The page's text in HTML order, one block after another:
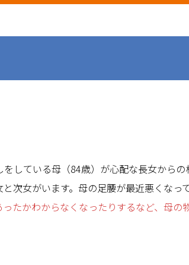
している母（84歳）が心配な長女からの
次女がいます。母の足腰が最近悪くな
たかわからなくなったりするなど、母